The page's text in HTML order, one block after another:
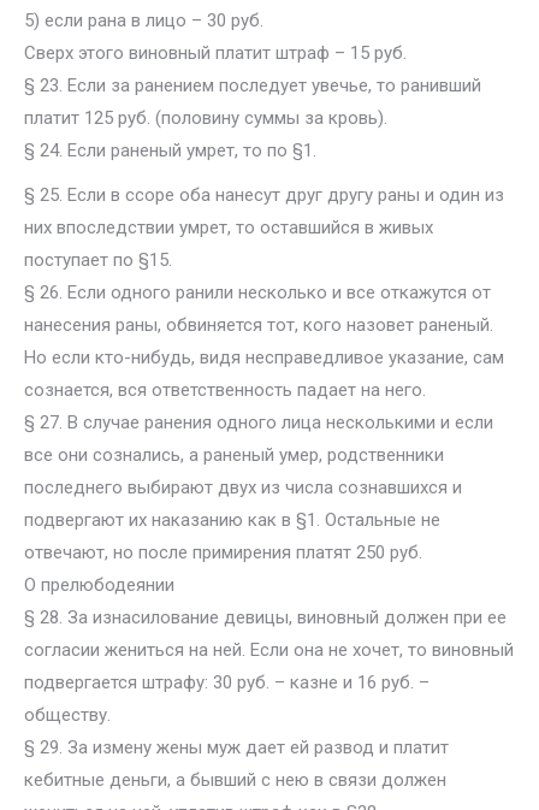
5) если рана в лицо – 30 руб.
Сверх этого виновный платит штраф – 15 руб.
§ 23. Если за ранением последует увечье, то ранивший
платит 125 руб. (половину суммы за кровь).
§ 24. Если раненый умрет, то по §1.
§ 25. Если в ссоре оба нанесут друг другу раны и один из
них впоследствии умрет, то оставшийся в живых
поступает по §15.
§ 26. Если одного ранили несколько и все откажутся от
нанесения раны, обвиняется тот, кого назовет раненый.
Но если кто-нибудь, видя несправедливое указание, сам
сознается, вся ответственность падает на него.
§ 27. В случае ранения одного лица несколькими и если
все они сознались, а раненый умер, родственники
последнего выбирают двух из числа сознавшихся и
подвергают их наказанию как в §1. Остальные не
отвечают, но после примирения платят 250 руб.
О прелюбодеянии
§ 28. За изнасилование девицы, виновный должен при ее
согласии жениться на ней. Если она не хочет, то виновный
подвергается штрафу: 30 руб. – казне и 16 руб. –
обществу.
§ 29. За измену жены муж дает ей развод и платит
кебитные деньги, а бывший с нею в связи должен